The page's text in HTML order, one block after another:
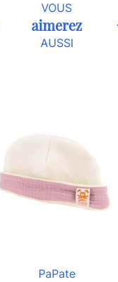
VOUS
aimerez
AUSSI
PaPate